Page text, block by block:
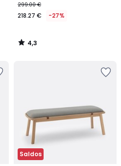
299.00 €
218.27 € -27%
4,3
/
Saldos